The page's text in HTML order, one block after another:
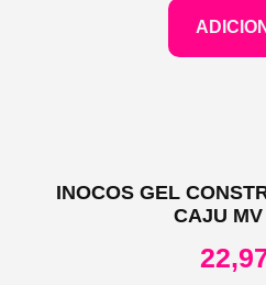
INOCOS GEL
CAJU MV